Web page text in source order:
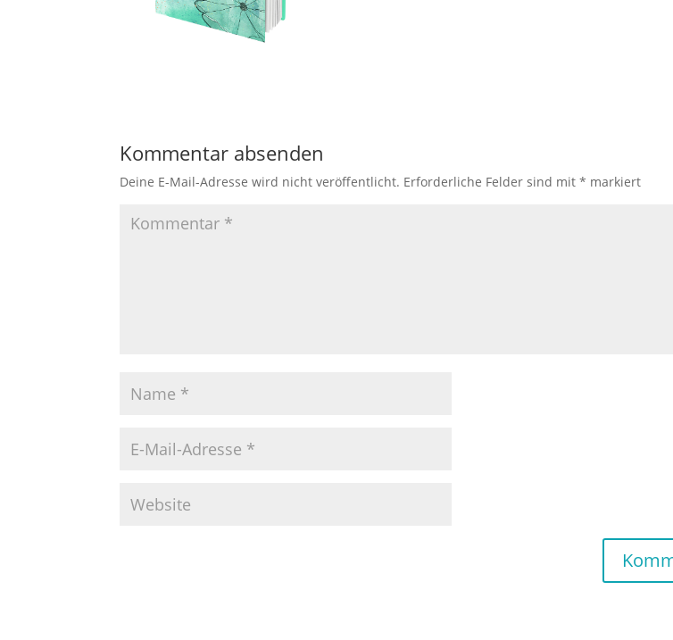
Kommentar absenden
Deine E-Mail-Adresse wird nicht veröffentlicht. Erforderliche Felder sind mit* markiert